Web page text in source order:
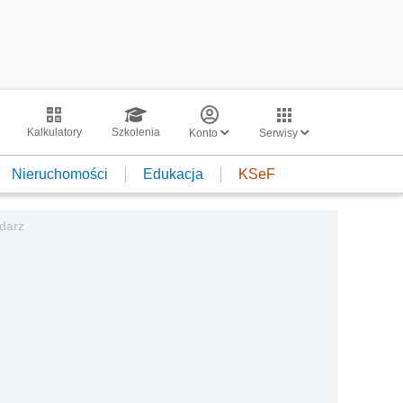
Kalkulatory Szkolenia Konto Serwisy
Nieruchomości Edukacja KSeF